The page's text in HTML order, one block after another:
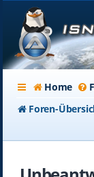
Home
Foren-